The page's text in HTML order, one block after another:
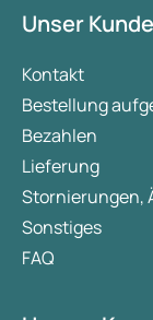
Unser
Kontakt
Bestellung
Bezahlen
Lieferung
Stornierungen,
Sonstiges
FAQ